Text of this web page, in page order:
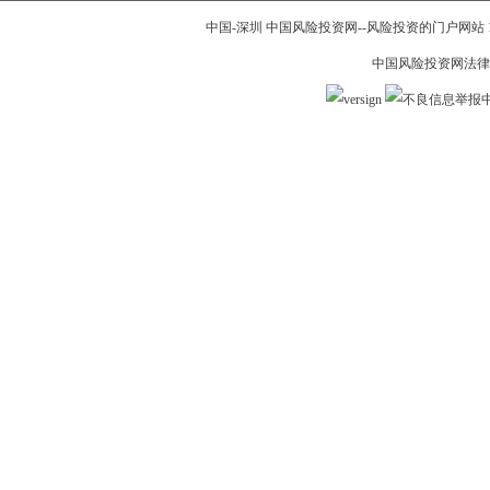
中国-深圳 中国风险投资网--风险投资的门户网
中国风险投资网法